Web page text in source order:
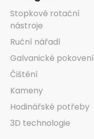
Stopkové rotační
nástroje
Ruční nářadí
Galvanické pokovení
Čištění
Kameny
Hodinářské potřeby
3D technologie